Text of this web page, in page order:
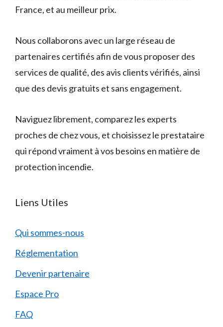
France, et au meilleur prix.
Nous collaborons avec un large réseau de
partenaires certifiés afin de vous proposer des
services de qualité, des avis clients vérifiés, ainsi
que des devis gratuits et sans engagement.
Naviguez librement, comparez les experts
proches de chez vous, et choisissez le prestataire
qui répond vraiment à vos besoins en matière de
protection incendie.
Liens Utiles
Qui sommes-nous
Réglementation
Devenir partenaire
Espace Pro
FAQ